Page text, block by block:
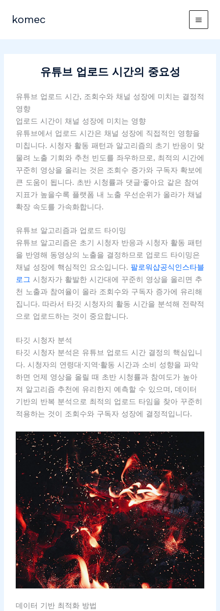
komec
유튜브 업로드 시간의 중요성
유튜브 업로드 시간, 조회수와 채널 성장에 미치는 결정적
영향
업로드 시간이 채널 성장에 미치는 영향
유튜브에서 업로드 시간은 채널 성장에 직접적인 영향을
미칩니다. 시청자 활동 패턴과 알고리즘의 초기 반응이 맞
물려 노출 기회와 추천 빈도를 좌우하므로, 최적의 시간에
꾸준히 영상을 올리는 것은 조회수 증가와 구독자 확보에
큰 도움이 됩니다. 초반 시청률과 댓글·좋아요 같은 참여
지표가 높을수록 플랫폼 내 노출 우선순위가 올라가 채널
확장 속도를 가속화합니다.
유튜브 알고리즘과 업로드 타이밍
유튜브 알고리즘은 초기 시청자 반응과 시청자 활동 패턴
을 반영해 동영상의 노출을 결정하므로 업로드 타이밍은
채널 성장에 핵심적인 요소입니다. 팔로워샵공식인스타블
로그 시청자가 활발한 시간대에 꾸준히 영상을 올리면 추
천 노출과 참여율이 올라 조회수와 구독자 증가에 유리해
집니다. 따라서 타깃 시청자의 활동 시간을 분석해 전략적
으로 업로드하는 것이 중요합니다.
타깃 시청자 분석
타깃 시청자 분석은 유튜브 업로드 시간 결정의 핵심입니
다. 시청자의 연령대·지역·활동 시간과 소비 성향을 파악
하면 언제 영상을 올릴 때 초반 시청률과 참여도가 높아
져 알고리즘 추천에 유리한지 예측할 수 있으며, 데이터
기반의 반복 분석으로 최적의 업로드 타임을 찾아 꾸준히
적용하는 것이 조회수와 구독자 성장에 결정적입니다.
데이터 기반 최적화 방법